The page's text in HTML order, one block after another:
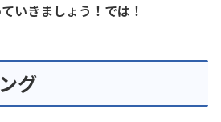
いきましょう！では！
グ